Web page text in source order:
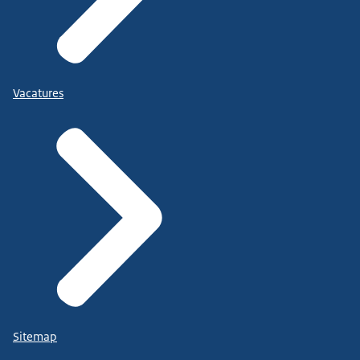
Vacatures
Sitemap